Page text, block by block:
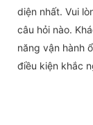
diện nhất. Vui
câu hỏi nào.
năng vận hành
điều kiện khắc